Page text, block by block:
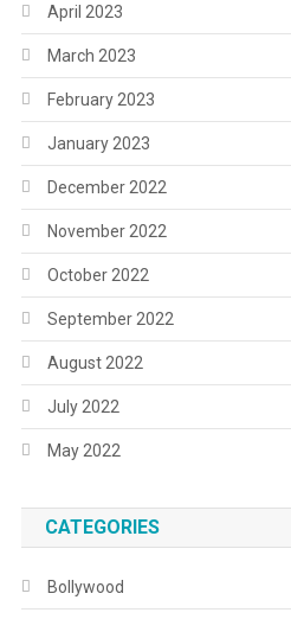
April 2023
March 2023
February 2023
January 2023
December 2022
November 2022
October 2022
September 2022
August 2022
July 2022
May 2022
CATEGORIES
Bollywood